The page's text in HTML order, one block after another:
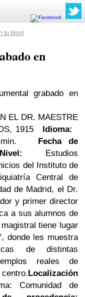
tu blog!
en
grabado en
EL DR. MAESTRE
1915 Idioma:
Fecha de
Nivel: Estudios
del Instituto de
Central de
de Madrid, el Dr.
y primer director
a sus alumnos de
tiene lugar
donde les muestra
de distintas
reales de
Localización
Comunidad de